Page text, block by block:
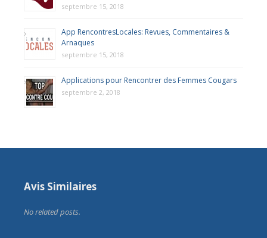
septembre 15, 2018
App RencontresLocales: Revues, Commentaires &
Arnaques
septembre 15, 2018
Applications pour Rencontrer des Femmes Cougars
septembre 2, 2018
Avis Similaires
No related posts.